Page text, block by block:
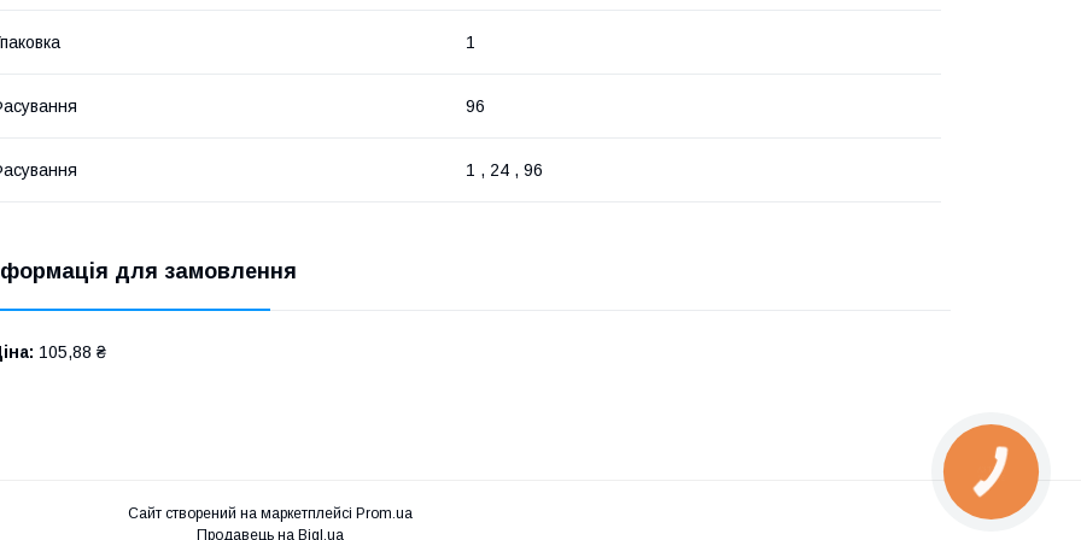
1
96
1 , 24 , 96
для замовлення
105,88 ₴
Сайт створений на маркетплейсі Prom.ua
Продавець на Bigl.ua
КНОПКА
ЗВ'ЯЗКУ